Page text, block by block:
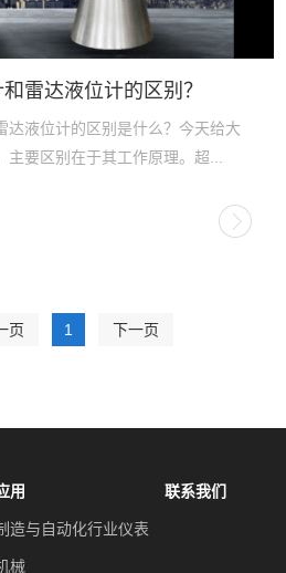
雷达液位计的区别？
达液位计的区别是什么？今天给大
主要区别在于其工作原理。超...
页 1 下一页
用
造与自动化行业仪表
械
联系我们